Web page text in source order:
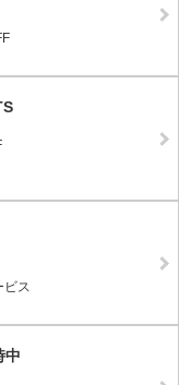
ビス
中